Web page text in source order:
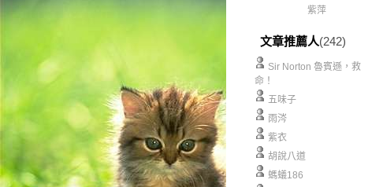
紫萍
文章推薦人(242)
Sir Norton 魯賓遜，救
命！
五味子
雨涔
紫衣
胡說八道
螞蟻186